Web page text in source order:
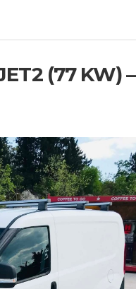
(77 KW) –